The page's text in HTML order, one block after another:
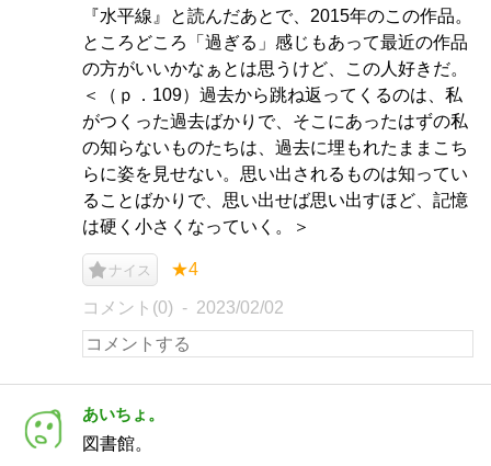
『水平線』と読んだあとで、2015年のこの作品。
ところどころ「過ぎる」感じもあって最近の作品
の方がいいかなぁとは思うけど、この人好きだ。
＜（ｐ．109）過去から跳ね返ってくるのは、私
がつくった過去ばかりで、そこにあったはずの私
の知らないものたちは、過去に埋もれたままこち
らに姿を見せない。思い出されるものは知ってい
ることばかりで、思い出せば思い出すほど、記憶
は硬く小さくなっていく。＞
ナイス ★4
コメント(0) 2023/02/02
あいちょ。
図書館。